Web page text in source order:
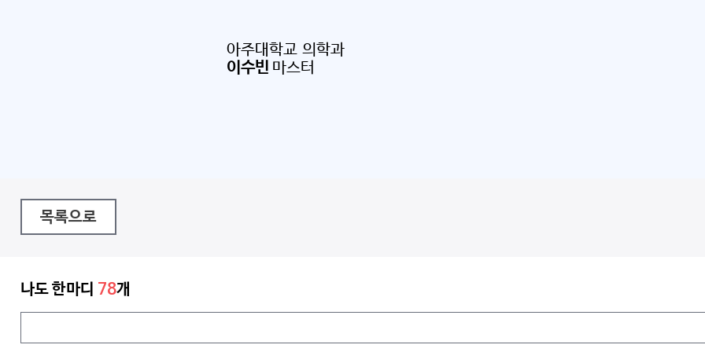
아주대학교 의학과
이수빈 마스터
목록으로
나도 한마디 78개